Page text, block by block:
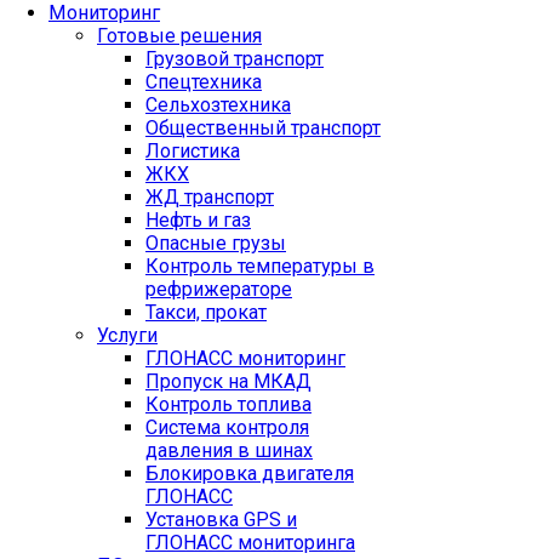
Мониторинг
Готовые решения
Грузовой транспорт
Спецтехника
Сельхозтехника
Общественный транспорт
Логистика
ЖКХ
ЖД транспорт
Нефть и газ
Опасные грузы
Контроль температуры в
рефрижераторе
Такси, прокат
Услуги
ГЛОНАСС мониторинг
Пропуск на МКАД
Контроль топлива
Система контроля
давления в шинах
Блокировка двигателя
ГЛОНАСС
Установка GPS и
ГЛОНАСС мониторинга